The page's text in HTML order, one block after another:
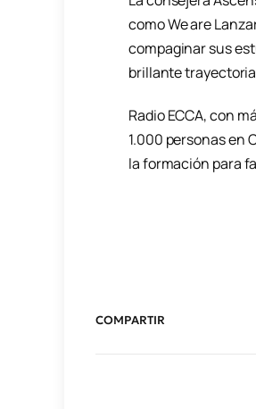
como We are
compaginar sus
brillante
Radio ECCA, con
1.000 personas en
la formación para
COMPARTIR